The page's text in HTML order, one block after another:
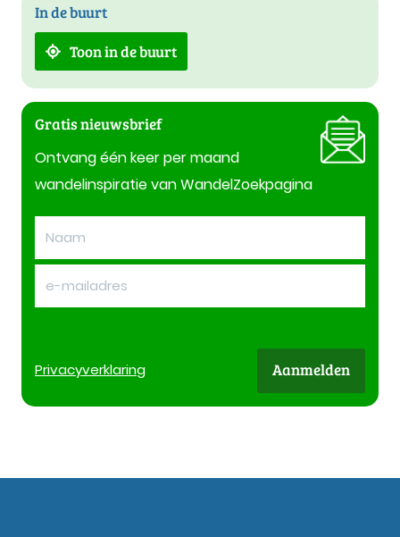
In de buurt
Toon in de buurt
Gratis nieuwsbrief
Ontvang één keer per maand
wandelinspiratie van WandelZoekpagina
Privacyverklaring Aanmelden